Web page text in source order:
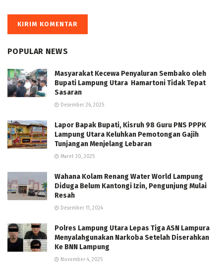
POPULAR NEWS
Masyarakat Kecewa Penyaluran Sembako oleh
Bupati Lampung Utara Hamartoni Tidak Tepat
Sasaran
Desember 26, 2025
Lapor Bapak Bupati, Kisruh 98 Guru PNS PPPK
Lampung Utara Keluhkan Pemotongan Gajih
Tunjangan Menjelang Lebaran
Maret 30, 2025
Wahana Kolam Renang Water World Lampung
Diduga Belum Kantongi Izin, Pengunjung Mulai
Resah
Desember 11, 2024
Polres Lampung Utara Lepas Tiga ASN Lampura
Menyalahgunakan Narkoba Setelah Diserahkan
Ke BNN Lampung
November 4, 2025